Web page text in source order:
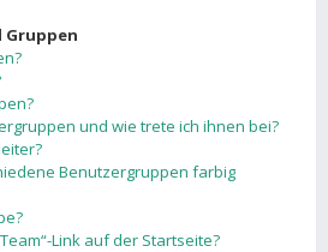
und wie trete ich ihnen bei?
Benutzergruppen farbig
Link auf der Startseite?